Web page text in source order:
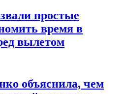
простые
время в
вылетом
объяснила, чем